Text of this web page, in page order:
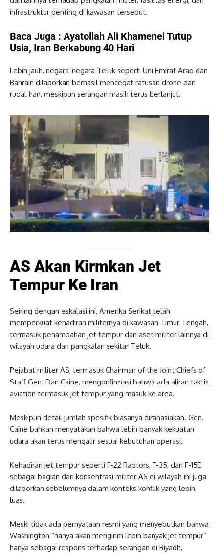
infrastruktur penting di kawasan tersebut.
Baca Juga : Ayatollah Ali Khamenei Tutup
Usia, Iran Berkabung 40 Hari
Lebih jauh, negara-negara Teluk seperti Uni Emirat Arab dan
Bahrain dilaporkan berhasil mencegat ratusan drone dan
rudal Iran, meskipun serangan masih terus berlanjut.
AS Akan Kirmkan Jet
Tempur Ke Iran
Seiring dengan eskalasi ini, Amerika Serikat telah
memperkuat kehadiran militernya di kawasan Timur Tengah,
termasuk penambahan jet tempur dan aset militer lainnya di
wilayah udara dan pangkalan sekitar Teluk.
Pejabat militer AS, termasuk Chairman of the Joint Chiefs of
Staff Gen. Dan Caine, mengonfirmasi bahwa ada aliran taktis
aviation termasuk jet tempur yang masuk ke area.
Meskipun detail jumlah spesifik biasanya dirahasiakan. Gen.
Caine bahkan menyatakan bahwa lebih banyak kekuatan
udara akan terus mengalir sesuai kebutuhan operasi.
Kehadiran jet tempur seperti F-22 Raptors, F-35, dan F-15E
sebagai bagian dari konsentrasi militer AS di wilayah ini juga
dilaporkan sebelumnya dalam konteks konflik yang lebih
luas.
Meski tidak ada pernyataan resmi yang menyebutkan bahwa
Washington “hanya akan mengirim lebih banyak jet tempur”
hanya sebagai respons terhadap serangan di Riyadh,